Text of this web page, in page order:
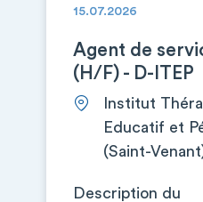
15.07.2026
Agent de
(H/F) - D-ITEP
Institut
Educatif et
(Saint-
Description du